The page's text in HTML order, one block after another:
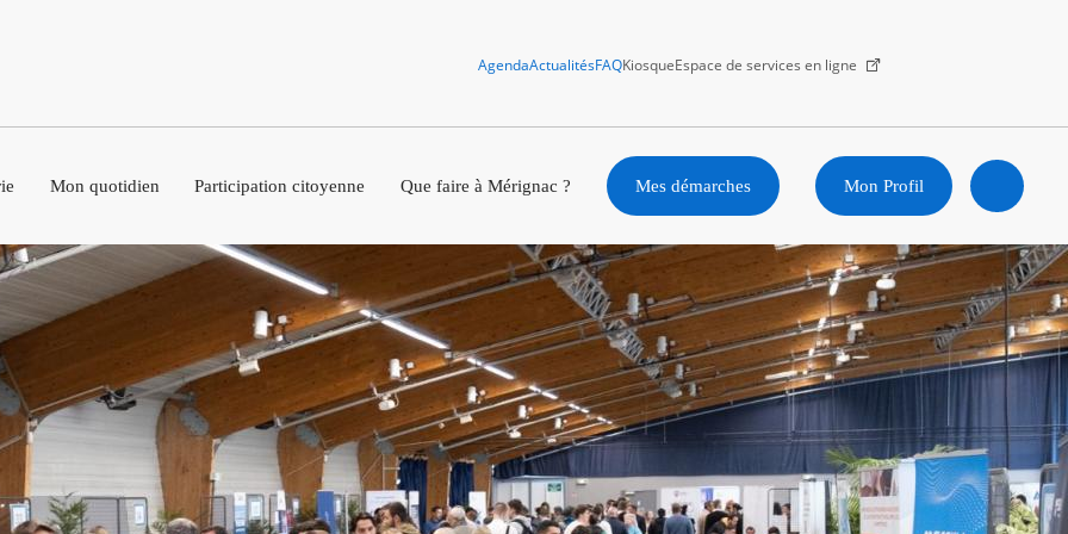
AgendaActualitésFAQKiosqueEspace de services en ligne
Mon quotidien Participation citoyenne Que faire à Mérignac ? Mes démarches Mon Profil
Ouvrir
la